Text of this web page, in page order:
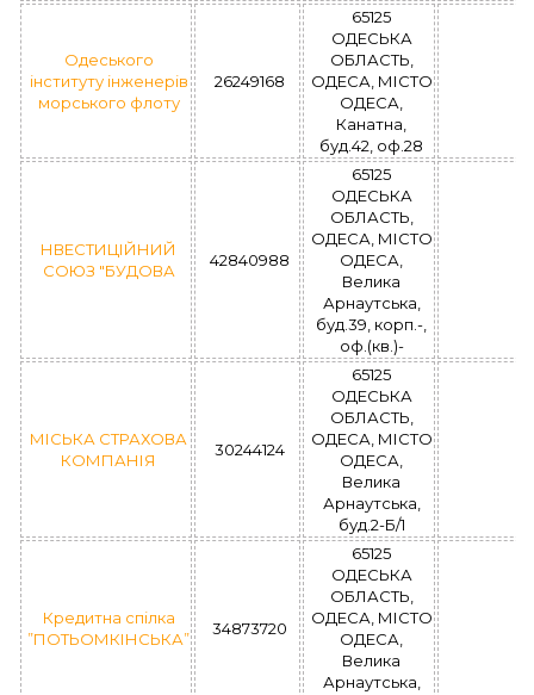
Одеського
інституту інженерів
морського флоту
26249168
65125
ОДЕСЬКА
ОБЛАСТЬ,
ОДЕСА, МІСТО
ОДЕСА,
Канатна,
буд.42, оф.28
НВЕСТИЦІЙНИЙ
СОЮЗ "БУДОВА
42840988
65125
ОДЕСЬКА
ОБЛАСТЬ,
ОДЕСА, МІСТО
ОДЕСА,
Велика
Арнаутська,
буд.39, корп.-,
оф.(кв.)-
МІСЬКА СТРАХОВА
КОМПАНІЯ
30244124
65125
ОДЕСЬКА
ОБЛАСТЬ,
ОДЕСА, МІСТО
ОДЕСА,
Велика
Арнаутська,
буд.2-Б/1
Кредитна спілка
”ПОТЬОМКІНСЬКА”
34873720
65125
ОДЕСЬКА
ОБЛАСТЬ,
ОДЕСА, МІСТО
ОДЕСА,
Велика
Арнаутська,